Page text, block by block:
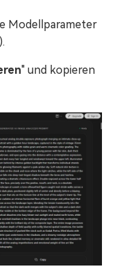
Modellparameter
" und kopieren